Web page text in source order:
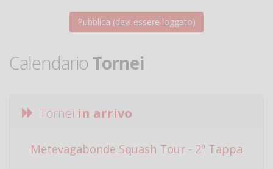
Calendario Tornei
Tornei in arrivo
Metevagabonde Squash Tour - 2ª Tappa